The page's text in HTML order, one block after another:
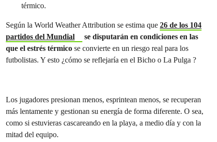
térmico.
Según la World Weather Attribution se estima que 26 de los 104
partidos del Mundial
se disputarán en condiciones en las
que el estrés térmico se convierte en un riesgo real para los
futbolistas. Y esto ¿cómo se reflejaría en el Bicho o La Pulga ?
Los jugadores presionan menos, esprintean menos, se recuperan
más lentamente y gestionan su energía de forma diferente. O sea,
como si estuvieras cascareando en la playa, a medio día y con la
mitad del equipo.